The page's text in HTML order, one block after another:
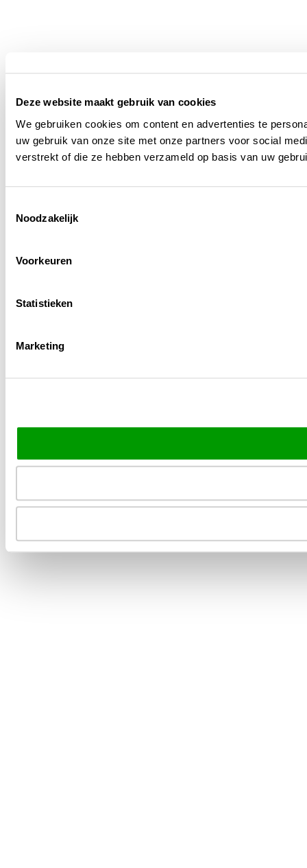
Deze website maakt gebruik van cookies
We gebruiken cookies om content en advertenties te
uw gebruik van onze site met onze partners voor social
verstrekt of die ze hebben verzameld op basis van uw
Noodzakelijk
Voorkeuren
Statistieken
Marketing